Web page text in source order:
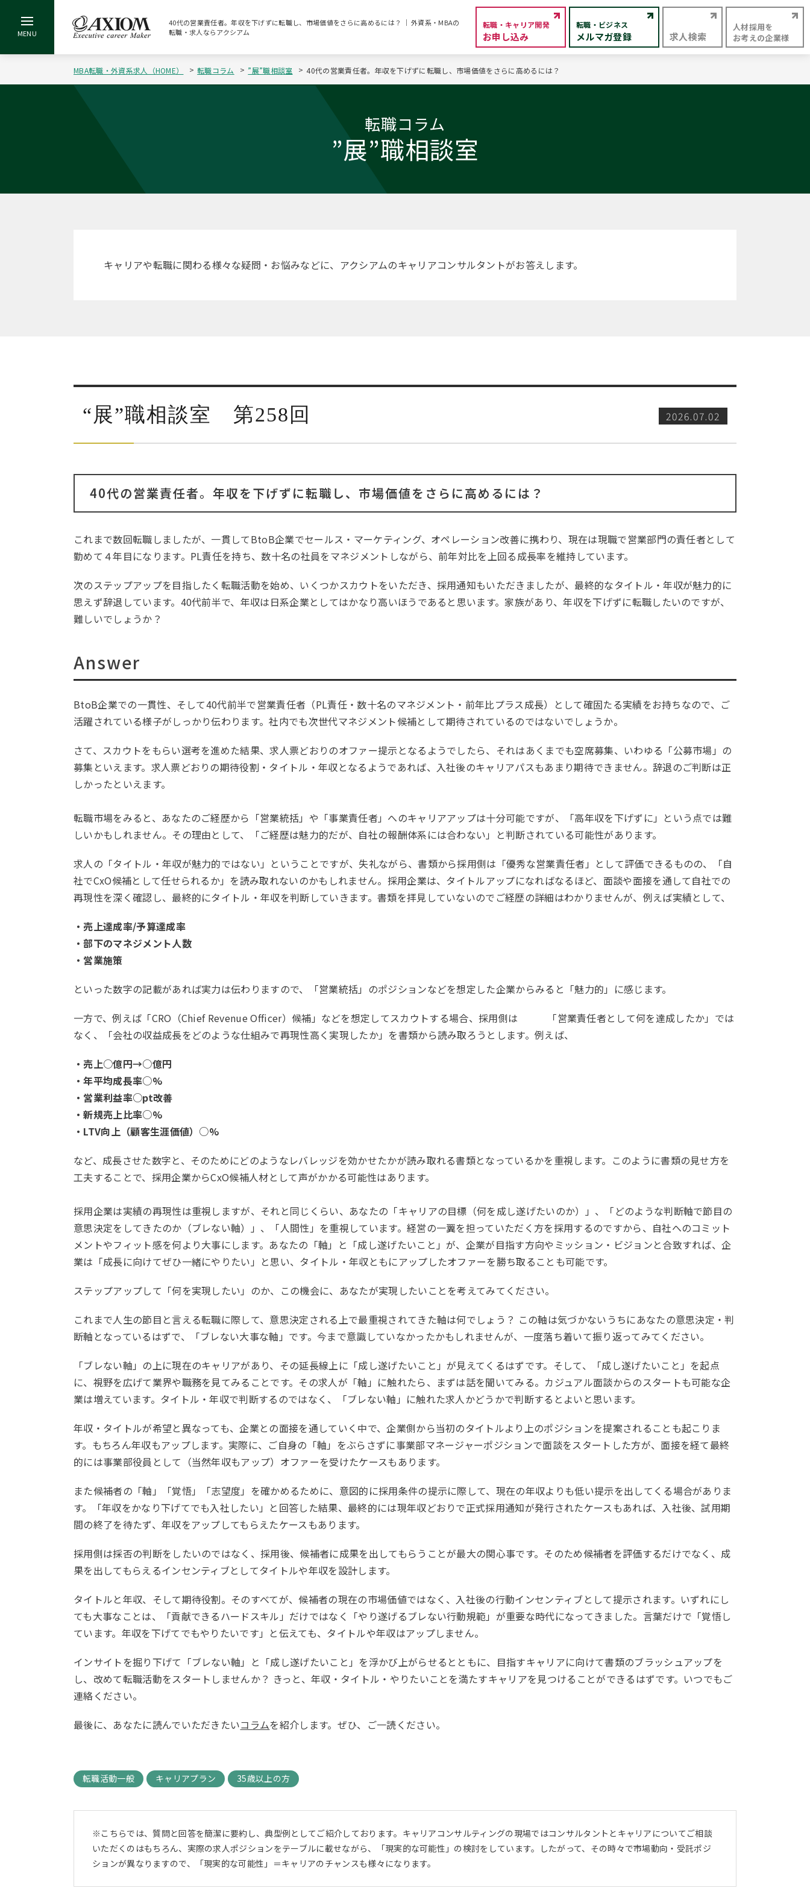
40代の営業責任者。年収を下げずに転職し、市場価値をさらに高めるには？ ｜ 外資系・MBAの
転職・求人ならアクシアム
転職・キャリア開発
お申し込み
転職・ビジネス
メルマガ登録 求人検索
人材採用を
お考えの企業様
MBA転職・外資系求人（HOME） 転職コラム ”展”職相談室 40代の営業責任者。年収を下げずに転職し、市場価値をさらに高めるには？
転職コラム
”展”職相談室
キャリアや転職に関わる様々な疑問・お悩みなどに、アクシアムのキャリアコンサルタントがお答えします。
“展”職相談室 第258回 2026.07.02
40代の営業責任者。年収を下げずに転職し、市場価値をさらに高めるには？
これまで数回転職しましたが、一貫してBtoB企業でセールス・マーケティング、オペレーション改善に携わり、現在は現職で営業部門の責任者として
勤めて４年目になります。PL責任を持ち、数十名の社員をマネジメントしながら、前年対比を上回る成長率を維持しています。
次のステップアップを目指したく転職活動を始め、いくつかスカウトをいただき、採用通知もいただきましたが、最終的なタイトル・年収が魅力的に
思えず辞退しています。40代前半で、年収は日系企業としてはかなり高いほうであると思います。家族があり、年収を下げずに転職したいのですが、
難しいでしょうか？
Answer
BtoB企業での一貫性、そして40代前半で営業責任者（PL責任・数十名のマネジメント・前年比プラス成長）として確固たる実績をお持ちなので、ご
活躍されている様子がしっかり伝わります。社内でも次世代マネジメント候補として期待されているのではないでしょうか。
さて、スカウトをもらい選考を進めた結果、求人票どおりのオファー提示となるようでしたら、それはあくまでも空席募集、いわゆる「公募市場」の
募集といえます。求人票どおりの期待役割・タイトル・年収となるようであれば、入社後のキャリアパスもあまり期待できません。辞退のご判断は正
しかったといえます。
転職市場をみると、あなたのご経歴から「営業統括」や「事業責任者」へのキャリアアップは十分可能ですが、「高年収を下げずに」という点では難
しいかもしれません。その理由として、「ご経歴は魅力的だが、自社の報酬体系には合わない」と判断されている可能性があります。
求人の「タイトル・年収が魅力的ではない」ということですが、失礼ながら、書類から採用側は「優秀な営業責任者」として評価できるものの、「自
社でCxO候補として任せられるか」を読み取れないのかもしれません。採用企業は、タイトルアップになればなるほど、面談や面接を通して自社での
再現性を深く確認し、最終的にタイトル・年収を判断していきます。書類を拝見していないのでご経歴の詳細はわかりませんが、例えば実績として、
・売上達成率/予算達成率
・部下のマネジメント人数
・営業施策
といった数字の記載があれば実力は伝わりますので、「営業統括」のポジションなどを想定した企業からみると「魅力的」に感じます。
一方で、例えば「CRO（Chief Revenue Officer）候補」などを想定してスカウトする場合、採用側は 「営業責任者として何を達成したか」では
なく、「会社の収益成長をどのような仕組みで再現性高く実現したか」を書類から読み取ろうとします。例えば、
・売上○億円→○億円
・年平均成長率○%
・営業利益率○pt改善
・新規売上比率○%
・LTV向上（顧客生涯価値）○%
など、成長させた数字と、そのためにどのようなレバレッジを効かせたかが読み取れる書類となっているかを重視します。このように書類の見せ方を
工夫することで、採用企業からCxO候補人材として声がかかる可能性はあります。
採用企業は実績の再現性は重視しますが、それと同じくらい、あなたの「キャリアの目標（何を成し遂げたいのか）」、「どのような判断軸で節目の
意思決定をしてきたのか（ブレない軸）」、「人間性」を重視しています。経営の一翼を担っていただく方を採用するのですから、自社へのコミット
メントやフィット感を何より大事にします。あなたの「軸」と「成し遂げたいこと」が、企業が目指す方向やミッション・ビジョンと合致すれば、企
業は「成長に向けてぜひ一緒にやりたい」と思い、タイトル・年収ともにアップしたオファーを勝ち取ることも可能です。
ステップアップして「何を実現したい」のか、この機会に、あなたが実現したいことを考えてみてください。
これまで人生の節目と言える転職に際して、意思決定される上で最重視されてきた軸は何でしょう？ この軸は気づかないうちにあなたの意思決定・判
断軸となっているはずで、「ブレない大事な軸」です。今まで意識していなかったかもしれませんが、一度落ち着いて振り返ってみてください。
「ブレない軸」の上に現在のキャリアがあり、その延長線上に「成し遂げたいこと」が見えてくるはずです。そして、「成し遂げたいこと」を起点
に、視野を広げて業界や職務を見てみることです。その求人が「軸」に触れたら、まずは話を聞いてみる。カジュアル面談からのスタートも可能な企
業は増えています。タイトル・年収で判断するのではなく、「ブレない軸」に触れた求人かどうかで判断するとよいと思います。
年収・タイトルが希望と異なっても、企業との面接を通していく中で、企業側から当初のタイトルより上のポジションを提案されることも起こりま
す。もちろん年収もアップします。実際に、ご自身の「軸」をぶらさずに事業部マネージャーポジションで面談をスタートした方が、面接を経て最終
的には事業部役員として（当然年収もアップ）オファーを受けたケースもあります。
また候補者の「軸」「覚悟」「志望度」を確かめるために、意図的に採用条件の提示に際して、現在の年収よりも低い提示を出してくる場合がありま
す。「年収をかなり下げてでも入社したい」と回答した結果、最終的には現年収どおりで正式採用通知が発行されたケースもあれば、入社後、試用期
間の終了を待たず、年収をアップしてもらえたケースもあります。
採用側は採否の判断をしたいのではなく、採用後、候補者に成果を出してもらうことが最大の関心事です。そのため候補者を評価するだけでなく、成
果を出してもらえるインセンティブとしてタイトルや年収を設計します。
タイトルと年収、そして期待役割。そのすべてが、候補者の現在の市場価値ではなく、入社後の行動インセンティブとして提示されます。いずれにし
ても大事なことは、「貢献できるハードスキル」だけではなく「やり遂げるブレない行動規範」が重要な時代になってきました。言葉だけで「覚悟し
ています。年収を下げてでもやりたいです」と伝えても、タイトルや年収はアップしません。
インサイトを掘り下げて「ブレない軸」と「成し遂げたいこと」を浮かび上がらせるとともに、目指すキャリアに向けて書類のブラッシュアップを
し、改めて転職活動をスタートしませんか？ きっと、年収・タイトル・やりたいことを満たすキャリアを見つけることができるはずです。いつでもご
連絡ください。
最後に、あなたに読んでいただきたいコラムを紹介します。ぜひ、ご一読ください。
転職活動一般 キャリアプラン 35歳以上の方
※こちらでは、質問と回答を簡潔に要約し、典型例としてご紹介しております。キャリアコンサルティングの現場ではコンサルタントとキャリアについてご相談
いただくのはもちろん、実際の求人ポジションをテーブルに載せながら、「現実的な可能性」の検討をしています。したがって、その時々で市場動向・受託ポジ
ションが異なりますので、「現実的な可能性」＝キャリアのチャンスも様々になります。